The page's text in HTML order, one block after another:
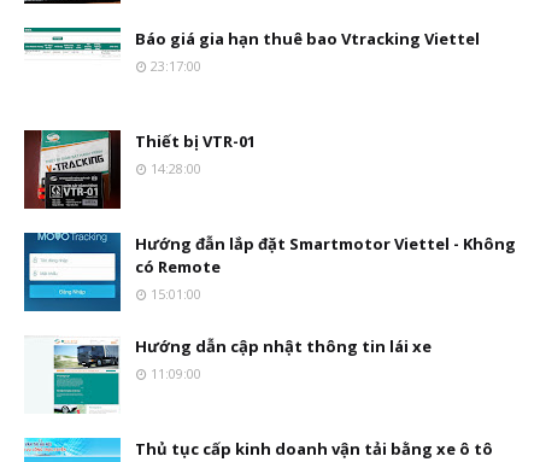
Báo giá gia hạn thuê bao Vtracking Viettel
23:17:00
Thiết bị VTR-01
14:28:00
Hướng đẫn lắp đặt Smartmotor Viettel - Không
có Remote
15:01:00
Hướng dẫn cập nhật thông tin lái xe
11:09:00
Thủ tục cấp kinh doanh vận tải bằng xe ô tô